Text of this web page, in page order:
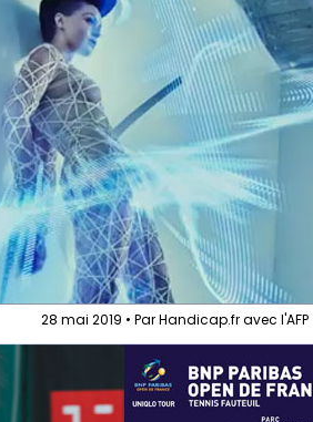
28 mai 2019 • Par Handicap.fr avec l'AFP